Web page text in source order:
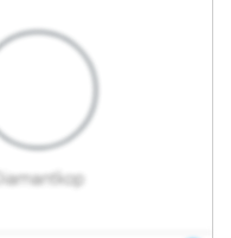
Diamantkop